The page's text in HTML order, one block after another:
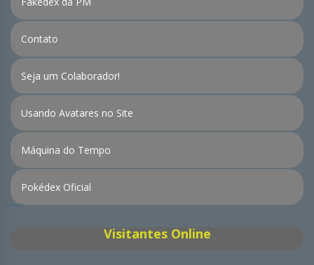
Contato
Seja um Colaborador!
Usando Avatares no Site
Máquina do Tempo
Pokédex Oficial
Visitantes Online